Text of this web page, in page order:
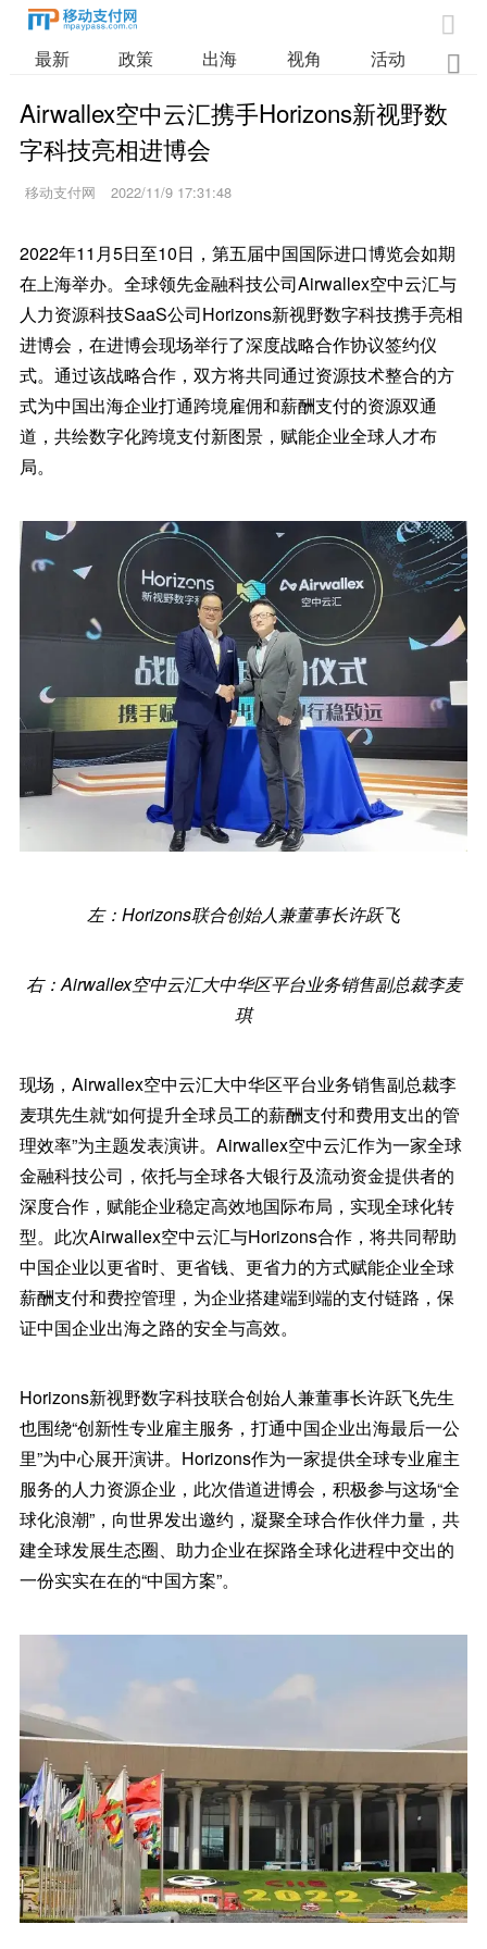

最新 政策 出海 视角 活动 业

Airwallex空中云汇携手Horizons新视野数
字科技亮相进博会
移动支付网 2022/11/9 17:31:48
2022年11月5日至10日，第五届中国国际进口博览会如期
在上海举办。全球领先金融科技公司Airwallex空中云汇与
人力资源科技SaaS公司Horizons新视野数字科技携手亮相
进博会，在进博会现场举行了深度战略合作协议签约仪
式。通过该战略合作，双方将共同通过资源技术整合的方
式为中国出海企业打通跨境雇佣和薪酬支付的资源双通
道，共绘数字化跨境支付新图景，赋能企业全球人才布
局。
左：Horizons联合创始人兼董事长许跃飞
右：Airwallex空中云汇大中华区平台业务销售副总裁李麦
琪
现场，Airwallex空中云汇大中华区平台业务销售副总裁李
麦琪先生就“如何提升全球员工的薪酬支付和费用支出的管
理效率”为主题发表演讲。Airwallex空中云汇作为一家全球
金融科技公司，依托与全球各大银行及流动资金提供者的
深度合作，赋能企业稳定高效地国际布局，实现全球化转
型。此次Airwallex空中云汇与Horizons合作，将共同帮助
中国企业以更省时、更省钱、更省力的方式赋能企业全球
薪酬支付和费控管理，为企业搭建端到端的支付链路，保
证中国企业出海之路的安全与高效。
Horizons新视野数字科技联合创始人兼董事长许跃飞先生
也围绕“创新性专业雇主服务，打通中国企业出海最后一公
里”为中心展开演讲。Horizons作为一家提供全球专业雇主
服务的人力资源企业，此次借道进博会，积极参与这场“全
球化浪潮”，向世界发出邀约，凝聚全球合作伙伴力量，共
建全球发展生态圈、助力企业在探路全球化进程中交出的
一份实实在在的“中国方案”。